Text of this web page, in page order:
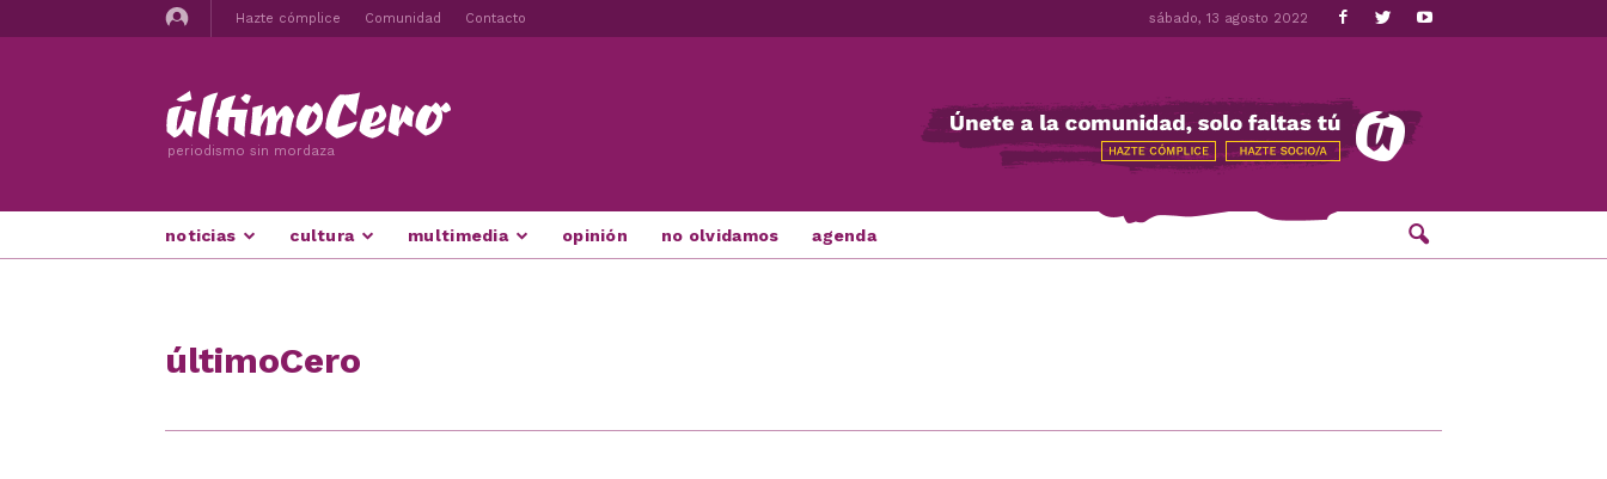
Hazte cómplice Comunidad Contacto sábado, 13 agosto 2022
periodismo sin mordaza
noticias cultura multimedia opinión no olvidamos agenda
últimoCero